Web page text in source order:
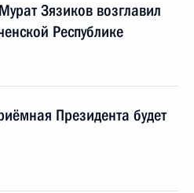
Зязиков возглавил
Республике
Президента будет